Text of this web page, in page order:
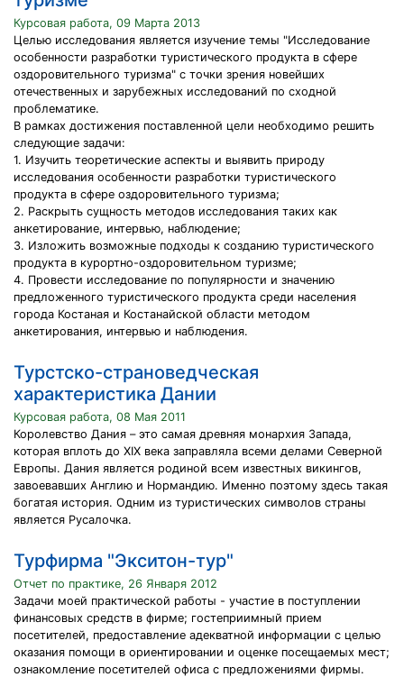
Курсовая работа, 09 Марта 2013
Целью исследования является изучение темы "Исследование
особенности разработки туристического продукта в сфере
оздоровительного туризма" с точки зрения новейших
отечественных и зарубежных исследований по сходной
проблематике.
В рамках достижения поставленной цели необходимо решить
следующие задачи:
1. Изучить теоретические аспекты и выявить природу
исследования особенности разработки туристического
продукта в сфере оздоровительного туризма;
2. Раскрыть сущность методов исследования таких как
анкетирование, интервью, наблюдение;
3. Изложить возможные подходы к созданию туристического
продукта в курортно-оздоровительном туризме;
4. Провести исследование по популярности и значению
предложенного туристического продукта среди населения
города Костаная и Костанайской области методом
анкетирования, интервью и наблюдения.
Турстско-страноведческая
характеристика Дании
Курсовая работа, 08 Мая 2011
Королевство Дания – это самая древняя монархия Запада,
которая вплоть до XIX века заправляла всеми делами Северной
Европы. Дания является родиной всем известных викингов,
завоевавших Англию и Нормандию. Именно поэтому здесь такая
богатая история. Одним из туристических символов страны
является Русалочка.
Турфирма "Экситон-тур"
Отчет по практике, 26 Января 2012
Задачи моей практической работы - участие в поступлении
финансовых средств в фирме; гостеприимный прием
посетителей, предоставление адекватной информации с целью
оказания помощи в ориентировании и оценке посещаемых мест;
ознакомление посетителей офиса с предложениями фирмы.